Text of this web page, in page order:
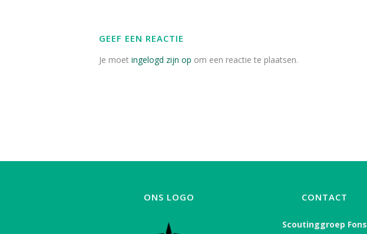
GEEF EEN REACTIE
Je moet ingelogd zijn op om een reactie te plaatsen.
ONS LOGO CONTACT
Scoutinggroep Fons